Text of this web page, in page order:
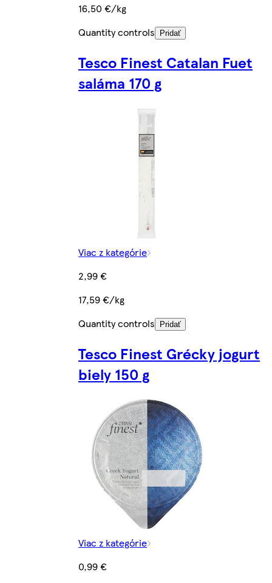
16,50 €/kg
Quantity controls
Pridať
Tesco Finest Catalan Fuet
saláma 170 g
Viac z kategórie
2,99 €
17,59 €/kg
Quantity controls
Pridať
Tesco Finest Grécky jogurt
biely 150 g
Viac z kategórie
0,99 €